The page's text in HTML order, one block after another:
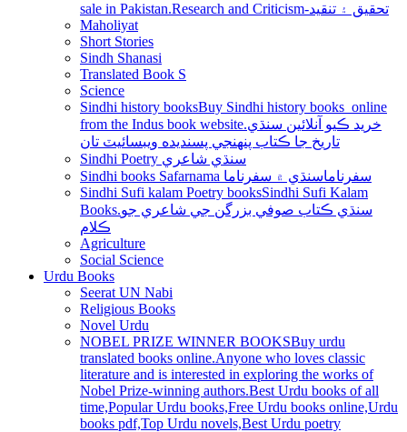
sale in Pakistan.Research and Criticism-تحقيق ۽ تنقيد
Maholiyat
Short Stories
Sindh Shanasi
Translated Book S
Science
Sindhi history booksBuy Sindhi history books online
from the Indus book website.خريد ڪيو آنلائين سنڌي
تاريخ جا ڪتاب پنھنجي پسنديده ويبسائيٽ تان
Sindhi Poetry سنڌي شاعري
Sindhi books Safarnama سفرناماسنڌي ۾ سفرناما
Sindhi Sufi kalam Poetry booksSindhi Sufi Kalam
Books.سنڌي ڪتاب صوفي بزرگن جي شاعري جو
ڪلام
Agriculture
Social Science
Urdu Books
Seerat UN Nabi
Religious Books
Novel Urdu
NOBEL PRIZE WINNER BOOKSBuy urdu
translated books online.Anyone who loves classic
literature and is interested in exploring the works of
Nobel Prize-winning authors.Best Urdu books of all
time,Popular Urdu books,Free Urdu books online,Urdu
books pdf,Top Urdu novels,Best Urdu poetry